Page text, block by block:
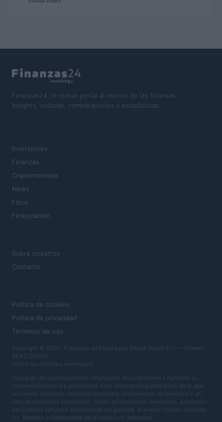
Finanzas24, el nuevo portal al mundo de las finanzas.
Insights, noticias, comparaciones y estadísticas.
Inversiones
Finanzas
Criptomonedas
News
Fisco
Financiación
Sobre nosotros
Contacto
Política de cookies
Política de privacidad
Términos de uso
Copyright © 2026 · Publicado en España por AdHub Media S.r.l. — Número
REA 2729933
Todos los derechos reservados
Descargo de responsabilidad: Finanzas24 se compromete a mantener su
información precisa y actualizada. Esta información puede diferir de lo que
ve cuando visita una institución financiera, un proveedor de servicios o un
sitio de productos específicos. Todos los productos financieros, productos
de compra y servicios se presentan sin garantía. Al evaluar ofertas, consulte
los Términos y Condiciones de la institución financiera.